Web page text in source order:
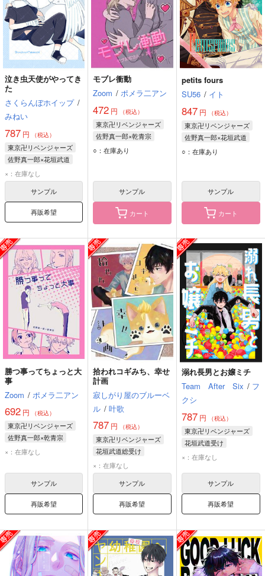
泣き虫天使がやってき
た
さくらんぼホイップ /
みねい
787 円 （税込）
東京卍リベンジャーズ
佐野真一郎×花垣武道
花垣武道
×：在庫なし
サンプル
再販希望
モブレ衝動
Zoom / ポメラ二アン
472 円 （税込）
東京卍リベンジャーズ
佐野真一郎×乾青宗
乾青宗
佐野真一郎
○：在庫あり
サンプル
カート
petits fours
SU56 / イト
847円 （税込）
東京卍リベンジャーズ
佐野真一郎×花垣武道
花垣武道
○：在庫あり
サンプル
カート
勝つ事ってちょっと大
事
Zoom / ポメラ二アン
692 円 （税込）
東京卍リベンジャーズ
佐野真一郎×乾青宗
佐野真一郎
×：在庫なし
サンプル
再販希望
拾われコギみち、幸せ
計画
寂しがり屋のブルーベ
ル / 叶歌
787 円 （税込）
東京卍リベンジャーズ
花垣武道総受け
花垣武道
佐野真一郎
×：在庫なし
サンプル
再販希望
溺れ長男とお嬢ミチ
Team After Six / フ
クシ
787円 （税込）
東京卍リベンジャーズ
花垣武道受け
花垣武道
×：在庫なし
サンプル
再販希望